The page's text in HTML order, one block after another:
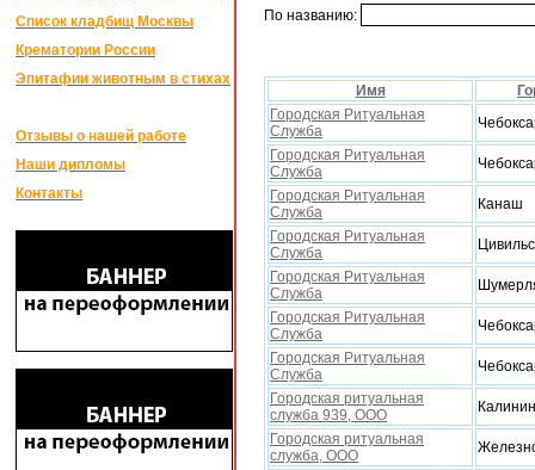
Список кладбищ Москвы
Крематории России
Эпитафии животным в стихах
Отзывы о нашей работе
Наши дипломы
Контакты
По названию:
Имя
Городская Ритуальная
Служба
Городская Ритуальная
Служба
Городская Ритуальная
Служба
Канаш
Городская Ритуальная
Служба
Городская Ритуальная
Служба
Городская Ритуальная
Служба
Городская Ритуальная
Служба
Городская ритуальная
служба 939, ООО
Городская ритуальная
служба, ООО